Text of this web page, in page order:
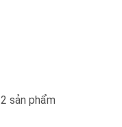
2 sản phẩm